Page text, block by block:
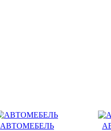
АВТОМЕБЕЛЬ